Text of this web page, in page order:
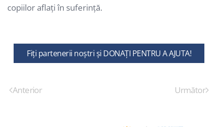
copiilor aflaţi în suferinţă.
Fiți partenerii noștri și DONAȚI PENTRU A AJUTA!
Anterior Următor